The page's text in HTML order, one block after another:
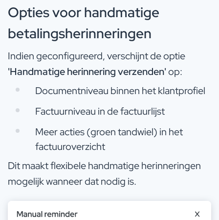
Opties voor handmatige
betalingsherinneringen
Indien geconfigureerd, verschijnt de optie
'Handmatige herinnering verzenden'op:
Documentniveau binnen het klantprofiel
Factuurniveau in de factuurlijst
Meer acties (groen tandwiel) in het
factuuroverzicht
Dit maakt flexibele handmatige herinneringen
mogelijk wanneer dat nodig is.